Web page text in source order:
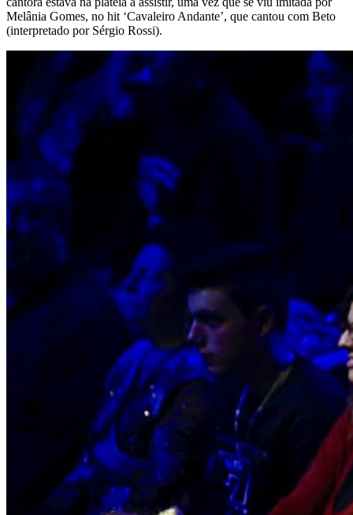
Melânia Gomes, no hit ‘Cavaleiro Andante’, que cantou com Beto
(interpretado por Sérgio Rossi).